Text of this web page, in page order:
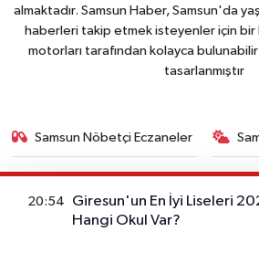
almaktadır. Samsun Haber, Samsun'da
haberleri takip etmek isteyenler için bir
motorları tarafından kolayca
tasarlanmıştır
Samsun Nöbetçi Eczaneler
Haritası
20:54
Giresun'un En İyi Liseleri
Hangi Okul Var?